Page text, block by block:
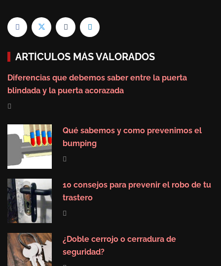
ARTÍCULOS MÁS VALORADOS
Diferencias que debemos saber entre la puerta
blindada y la puerta acorazada
Qué sabemos y como prevenimos el
bumping
10 consejos para prevenir el robo de tu
trastero
¿Doble cerrojo o cerradura de
seguridad?